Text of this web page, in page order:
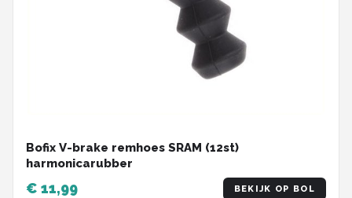
Bofix V-brake remhoes SRAM (12st)
harmonicarubber
€ 11,99 BEKIJK OP BOL